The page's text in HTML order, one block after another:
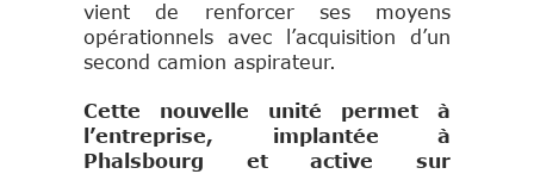
vient de renforcer ses moyens
opérationnels avec l’acquisition d’un
second camion aspirateur.
Cette nouvelle unité permet à
l’entreprise, implantée à
Phalsbourg et active sur